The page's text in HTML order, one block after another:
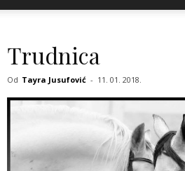
Trudnica
Od Tayra Jusufović - 11. 01. 2018.